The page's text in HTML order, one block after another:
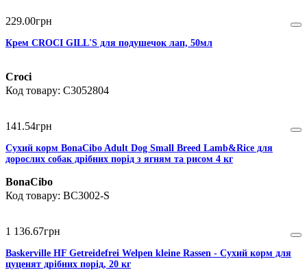
229.00грн
Крем CROCI GILL'S для подушечок лап, 50мл
Croci
C3052804
141 .54грн
Сухий корм BonaCibo Adult Dog Small Breed Lamb&Rice для
дорослих собак дрібних порід з ягням та рисом 4 кг
BonaCibo
BC3002-S
1 136.67грн
Baskerville HF Getreidefrei Welpen kleine Rassen - Сухий корм для
цуценят дрібних порід, 20 кг